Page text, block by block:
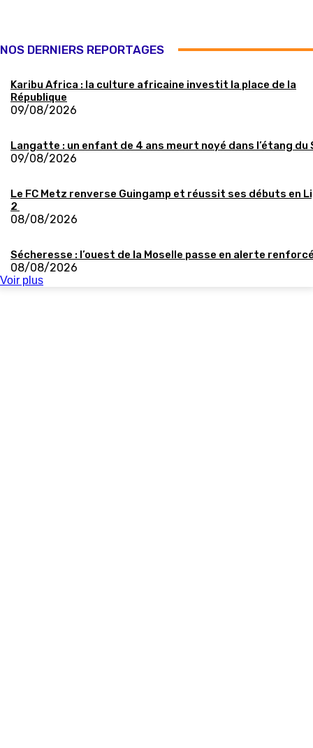
NOS DERNIERS REPORTAGES
Karibu Africa : la culture africaine investit la place de la
République
09/08/2026
Langatte : un enfant de 4 ans meurt noyé dans l’étang du
09/08/2026
Le FC Metz renverse Guingamp et réussit ses débuts en
2
08/08/2026
Sécheresse : l’ouest de la Moselle passe en alerte
08/08/2026
Voir plus